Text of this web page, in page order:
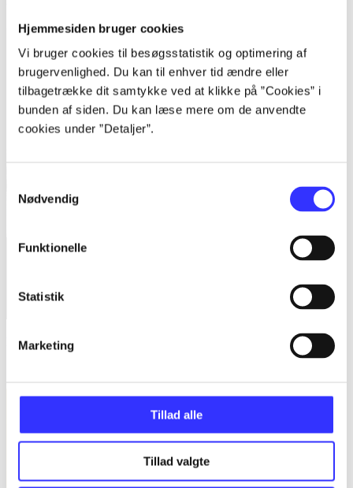
Hjemmesiden bruger cookies
Vi bruger cookies til besøgsstatistik og optimering af
brugervenlighed. Du kan til enhver tid ændre eller
tilbagetrække dit samtykke ved at klikke på ”Cookies” i
bunden af siden. Du kan læse mere om de anvendte
cookies under ”Detaljer”.
Nødvendig
Funktionelle
Statistik
Marketing
Tillad alle
Tillad valgte
Blandt de levende